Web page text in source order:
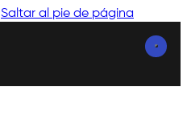
Saltar al pie de página